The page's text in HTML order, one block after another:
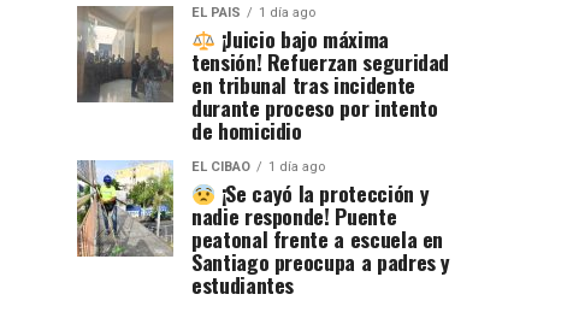
EL PAIS 1 día ago
¡Juicio bajo máxima
tensión! Refuerzan seguridad
en tribunal tras incidente
durante proceso por intento
de homicidio
EL CIBAO 1 día ago
¡Se cayó la protección y
nadie responde! Puente
peatonal frente a escuela en
Santiago preocupa a padres y
estudiantes